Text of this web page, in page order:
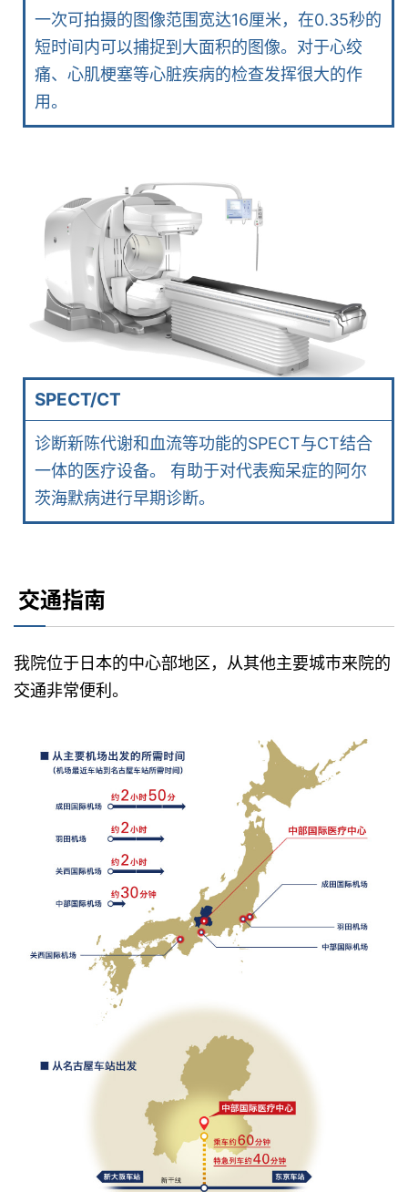
一次可拍摄的图像范围宽达16厘米，在0.35秒的
短时间内可以捕捉到大面积的图像。对于心绞
痛、心肌梗塞等心脏疾病的检查发挥很大的作
用。
SPECT/CT
诊断新陈代谢和血流等功能的SPECT与CT结合
一体的医疗设备。 有助于对代表痴呆症的阿尔
茨海默病进行早期诊断。
交通指南
我院位于日本的中心部地区，从其他主要城市来院的
交通非常便利。